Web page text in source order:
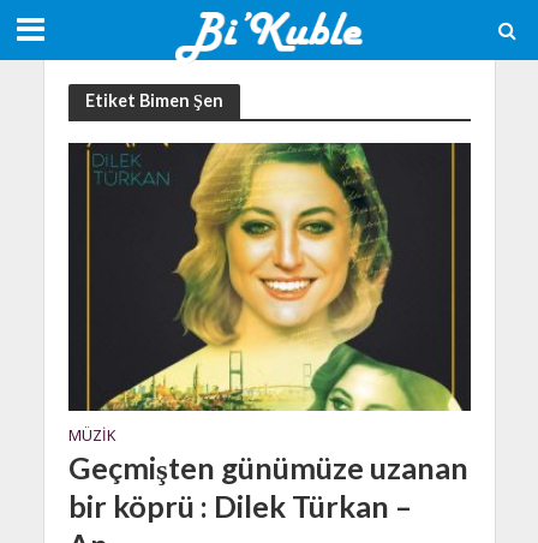
Etiket Bimen Şen
MÜZIK
Geçmişten günümüze uzanan
bir köprü : Dilek Türkan –